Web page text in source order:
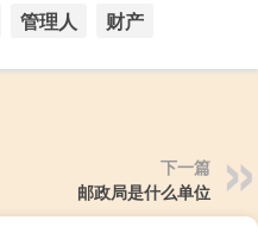
管理人 财产
下一篇
邮政局是什么单位